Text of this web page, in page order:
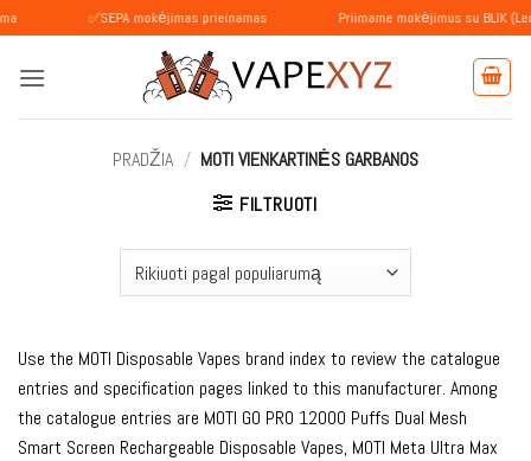
Skip
to
content
✅SEPA mokėjimas prieinamas Priimame mokėjimus su BLIK (Lenkija)
PRADŽIA / MOTI VIENKARTINĖS GARBANOS
FILTRUOTI
Use the MOTI Disposable Vapes brand index to review the catalogue
entries and specification pages linked to this manufacturer. Among
the catalogue entries are MOTI GO PRO 12000 Puffs Dual Mesh
Smart Screen Rechargeable Disposable Vapes, MOTI Meta Ultra Max